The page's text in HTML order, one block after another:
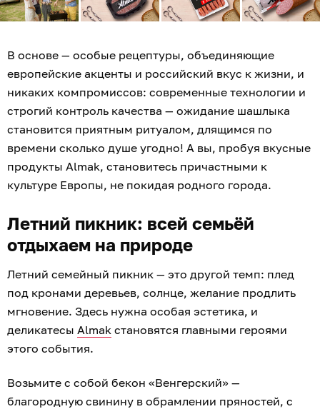
В основе — особые рецептуры, объединяющие
европейские акценты и российский вкус к жизни, и
никаких компромиссов: современные технологии и
строгий контроль качества — ожидание шашлыка
становится приятным ритуалом, длящимся по
времени сколько душе угодно! А вы, пробуя вкусные
продукты Almak, становитесь причастными к
культуре Европы, не покидая родного города.
Летний пикник: всей семьёй
отдыхаем на природе
Летний семейный пикник — это другой темп: плед
под кронами деревьев, солнце, желание продлить
мгновение. Здесь нужна особая эстетика, и
деликатесы Almak становятся главными героями
этого события.
Возьмите с собой бекон «Венгерский» —
благородную свинину в обрамлении пряностей, с